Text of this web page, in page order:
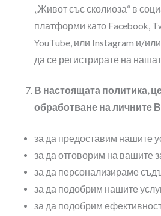
„Живот със сколиоза“ в
платформи като Facebook,
YouTube, или Instagram и/
да се регистрирате на
В настоящата политика,
обработване на личните
за да предоставим нашите
за да отговорим на вашите
за да персонализираме
за да подобрим нашите
за да подобрим